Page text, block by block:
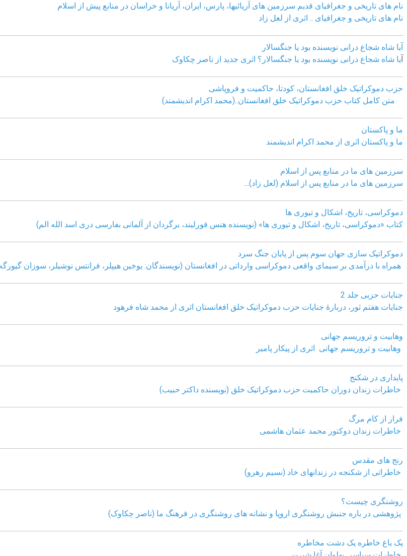
نام های تاریخی و جغرافیای قدیم سرزمین های آریائیها، پارس، ایران، آریانا و خراسان در منابع پیش از اسلام
نام های تاریخی و جغرافیای .. اثری از لعل زاد
آیا شاه شجاع درانی نویسنده بود یا جنگسالار
آیا شاه شجاع درانی نویسنده بود یا جنگسالار؟ اثری جدید از ناصر چکاوک
حزب دموکراتیک خلق افغانستان، کودتا، حاکمیت و فروپاشی
متن کامل کتاب حزب دموکراتیک خلق افغانستان..(محمد اکرام اندیشمند)
ما و پاکستان
ما و پاکستان اثری از محمد اکرام اندیشمند
سرزمین های ما در منابع پس از اسلام
سرزمین های ما در منابع پس از اسلام (لعل زاد)
دموکراسی، تاريخ، اشکال و تيوری ها
کتاب «دموکراسی، تاريخ، اشکال و تيوری ها» (نويسنده هنس فورليند، برگردان از آلمانی بفارسی دری اسد الله الم)
دموکراتیک سازی جهان سوم پس از پایان جنگ سرد
همراه با درآمدی بر سیمای واقعی دموکراسی وارداتی در افغانستان (نویسندگان: یوخین هیپلر، فرانتس نوشیلر، سوزان
جنایات حزبی جلد 2
جنایات هفتم ثور، دربارۀ جنایات حزب دموکراتیک خلق افغانستان اثری از محمد شاه فرهود
وهابیت و تروریسم جهانی
وهابیت و تروریسم جهانی اثری از پیکار پامیر
پایداری در شکنج
خاطرات زندان دوران حاکمیت حزب دموکراتیک خلق (نویسنده داکتر حبیب)
فرار از کام مرگ
خاطرات زندان دوکتور محمد عثمان هاشمی
رنج های مقدس
خاطراتی از شکنجه در زندانهای خاد (نسیم رهرو)
روشنگری چیست؟
پژوهشی در باره جنبش روشنگری اروپا و نشانه های روشنگری در فرهنگ ما (ناصر چکاوک)
یک باغ خاطره یک دشت مخاطره